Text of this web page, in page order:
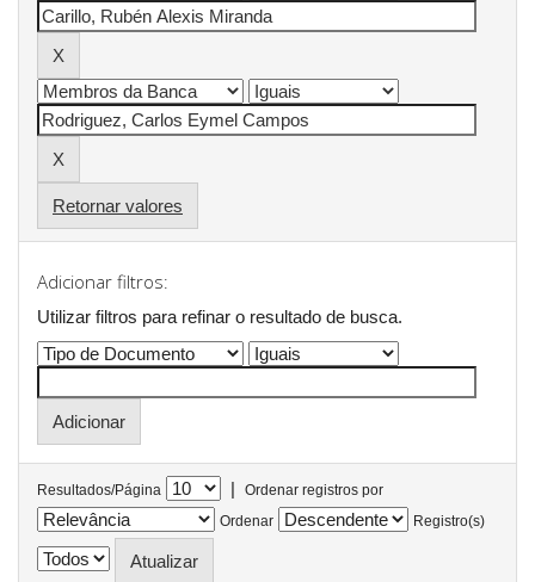
Retornar valores
Adicionar filtros:
Utilizar filtros para refinar o resultado de busca.
Resultados/Página |
Ordenar registros por
Ordenar
Registro(s)